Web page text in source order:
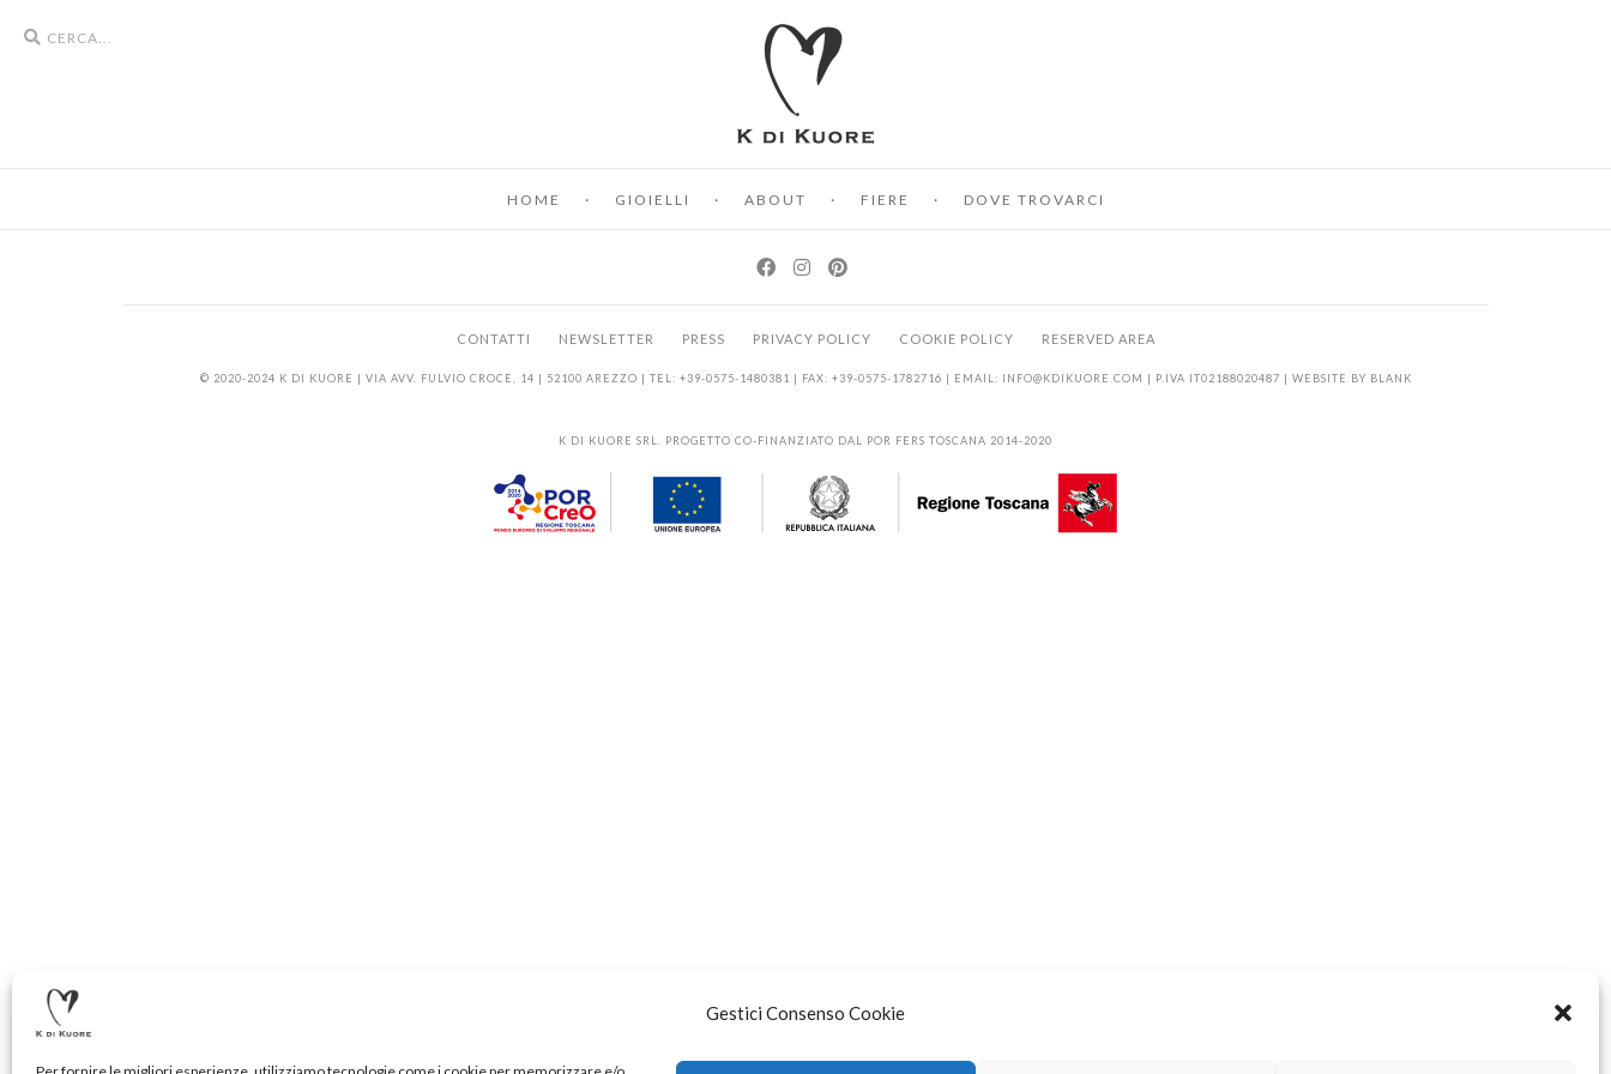
Gestici Consenso Cookie
Search
HOME GIOIELLI ABOUT FIERE DOVE TROVARCI
CONTATTI NEWSLETTER PRESS PRIVACY POLICY COOKIE POLICY RESERVED AREA
© 2020-2024 K DI KUORE | VIA AVV. FULVIO CROCE, 14 | 52100 AREZZO | TEL: +39-0575-1480381 | FAX: +39-0575-1782716 | EMAIL: INFO@KDIKUORE.COM | P.IVA IT02188020487 | WEBSITE BY BLANK
K DI KUORE SRL. PROGETTO CO-FINANZIATO DAL POR FERS TOSCANA 2014-2020